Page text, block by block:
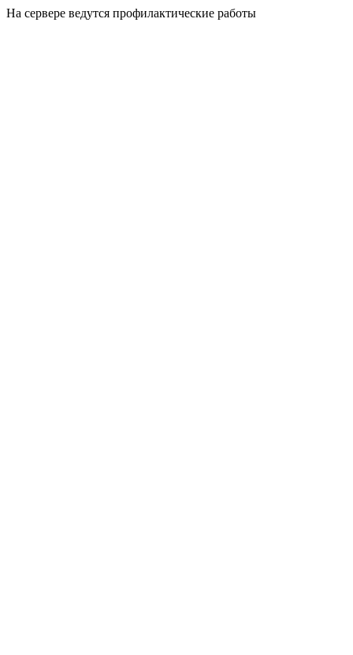
На сервере ведутся профилактические работы